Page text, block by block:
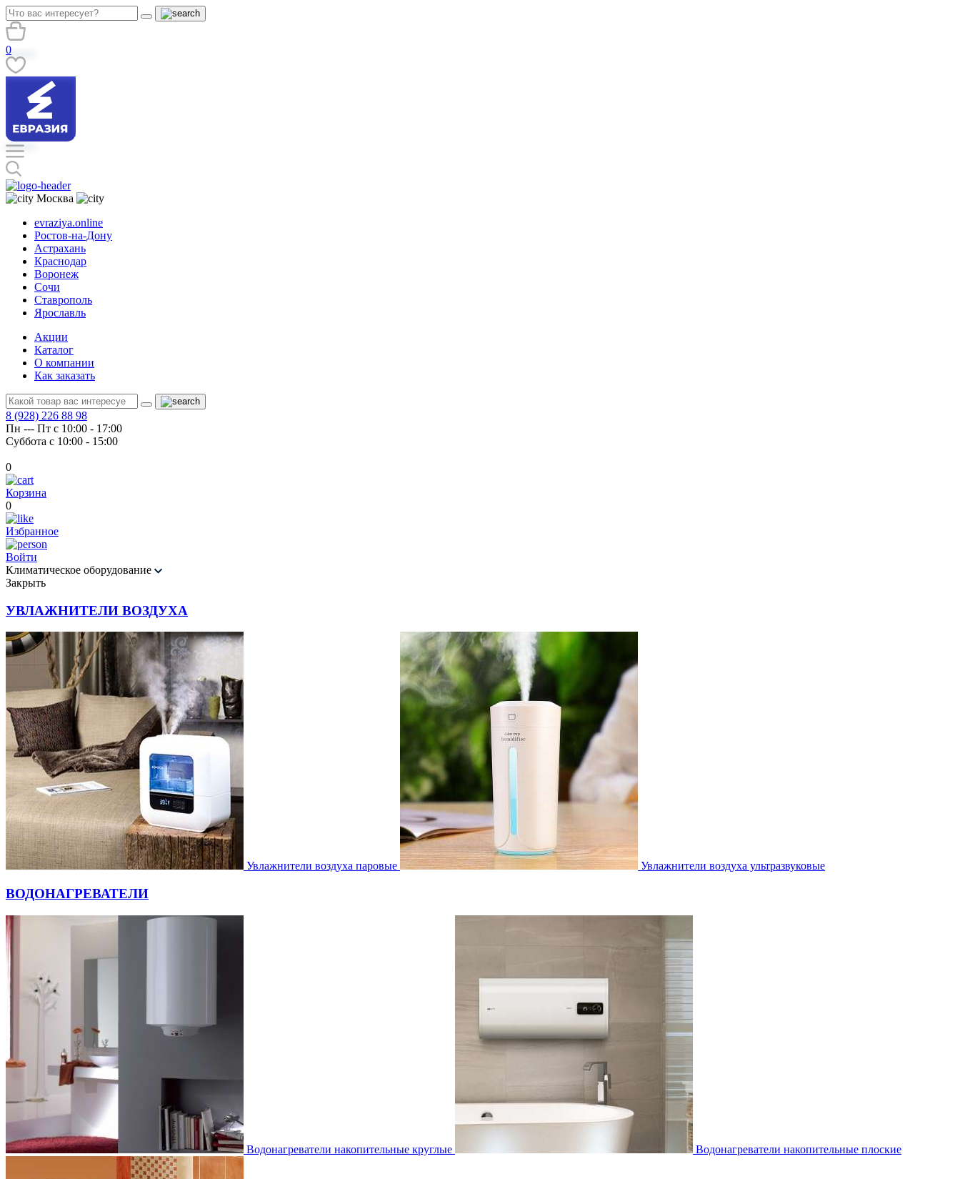
0
Москва
evraziya.online
Ростов-на-Дону
Астрахань
Краснодар
Воронеж
Сочи
Ставрополь
Ярославль
Акции
Каталог
О компании
Как заказать
8 (928) 226 88 98
Пн --- Пт с 10:00 - 17:00
Суббота с 10:00 - 15:00
0
Корзина
0
Избранное
Войти
Климатическое оборудование
Закрыть
УВЛАЖНИТЕЛИ ВОЗДУХА
Увлажнители воздуха паровые Увлажнители воздуха ультразвуковые
ВОДОНАГРЕВАТЕЛИ
Водонагреватели накопительные круглые Водонагреватели накопительные плоские